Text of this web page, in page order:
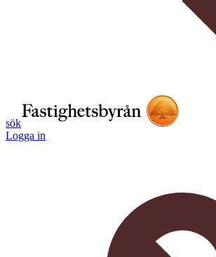
sök
Logga in